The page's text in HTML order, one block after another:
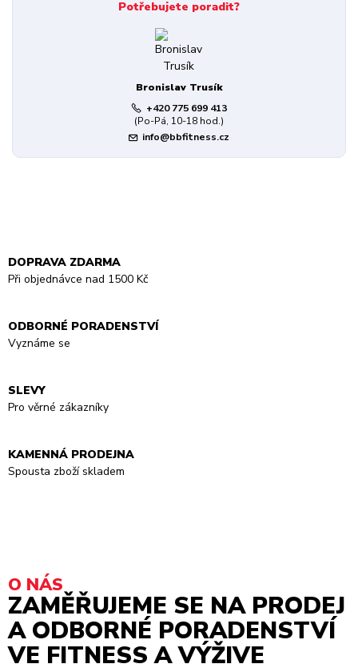
Potřebujete poradit?
Bronislav Trusík
+420 775 699 413
(Po-Pá, 10-18 hod.)
info@bbfitness.cz
DOPRAVA ZDARMA
Při objednávce nad 1500 Kč
ODBORNÉ PORADENSTVÍ
Vyznáme se
SLEVY
Pro věrné zákazníky
KAMENNÁ PRODEJNA
Spousta zboží skladem
O NÁS
ZAMĚŘUJEME SE NA PRODEJ
A ODBORNÉ PORADENSTVÍ
VE FITNESS A VÝŽIVE